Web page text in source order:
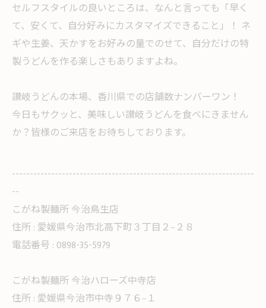
セルフスタイルの良いところは、なんと言っても「早く
て、安くて、自分好みにカスタマイズできること」！ ネ
ギや生姜、天かすをお好みの量でのせて、自分だけの特
製うどんを作る楽しさもありますよね。
讃岐うどんの本場、香川県での店舗数ナンバーワン！
今日もサクッと、美味しい讃岐うどんを食べにきません
か？皆様のご来店をお待ちしております。
--------------------------------------------------------------------
--
こがね製麺所 今治鳥生店
住所 : 愛媛県今治市北高下町３丁目２−２８
電話番号 : 0898-35-5979
こがね製麺所 今治ハローズ中寺店
住所 : 愛媛県今治市中寺９７６−１